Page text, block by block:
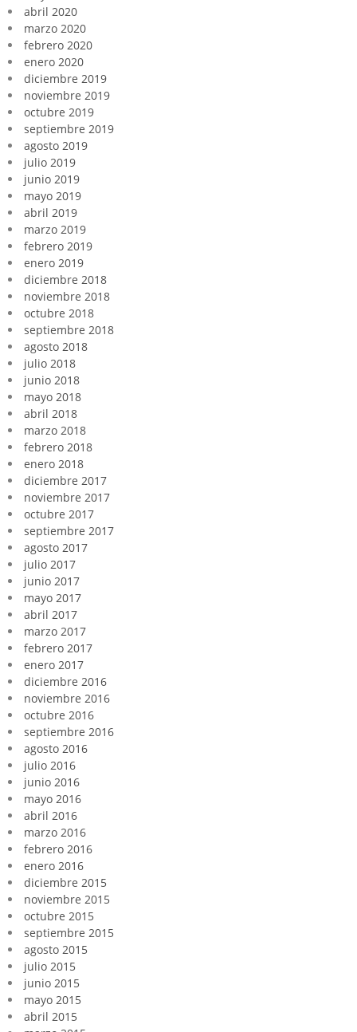
abril 2020
marzo 2020
febrero 2020
enero 2020
diciembre 2019
noviembre 2019
octubre 2019
septiembre 2019
agosto 2019
julio 2019
junio 2019
mayo 2019
abril 2019
marzo 2019
febrero 2019
enero 2019
diciembre 2018
noviembre 2018
octubre 2018
septiembre 2018
agosto 2018
julio 2018
junio 2018
mayo 2018
abril 2018
marzo 2018
febrero 2018
enero 2018
diciembre 2017
noviembre 2017
octubre 2017
septiembre 2017
agosto 2017
julio 2017
junio 2017
mayo 2017
abril 2017
marzo 2017
febrero 2017
enero 2017
diciembre 2016
noviembre 2016
octubre 2016
septiembre 2016
agosto 2016
julio 2016
junio 2016
mayo 2016
abril 2016
marzo 2016
febrero 2016
enero 2016
diciembre 2015
noviembre 2015
octubre 2015
septiembre 2015
agosto 2015
julio 2015
junio 2015
mayo 2015
abril 2015